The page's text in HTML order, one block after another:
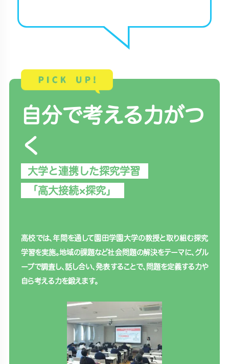
自分で考える力がつ
く
大学と連携した探究学習
「高大接続×探究」
高校では、年間を通して園田学園大学の教授と取り組む探究
学習を実施。地域の課題など社会問題の解決をテーマに、グル
ープで調査し、話し合い、発表することで、問題を定義する力や
自ら考える力を鍛えます。